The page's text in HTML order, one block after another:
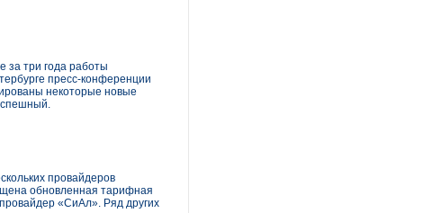
за три года работы
пресс-конференции
некоторые новые
провайдеров
обновленная тарифная
«СиАл». Ряд других